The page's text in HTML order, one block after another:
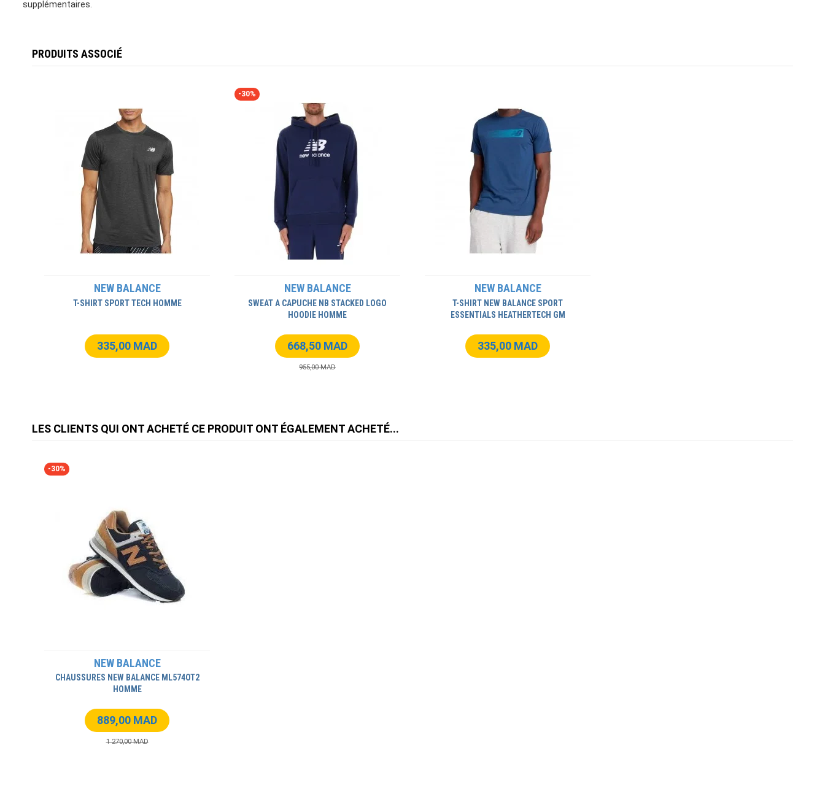
supplémentaires.
PRODUITS ASSOCIÉ
NEW BALANCE
T-SHIRT SPORT TECH HOMME
335,00 MAD
-30%
NEW BALANCE
SWEAT A CAPUCHE NB STACKED LOGO
HOODIE HOMME
668,50 MAD
955,00 MAD
NEW BALANCE
T-SHIRT NEW BALANCE SPORT
ESSENTIALS HEATHERTECH GM
335,00 MAD
LES CLIENTS QUI ONT ACHETÉ CE PRODUIT ONT ÉGALEMENT ACHETÉ...
-30%
NEW BALANCE
CHAUSSURES NEW BALANCE ML574OT2
HOMME
889,00 MAD
1 270,00 MAD